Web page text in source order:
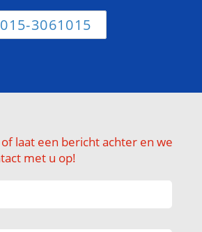
015-3061015
laat een bericht achter en we
met u op!